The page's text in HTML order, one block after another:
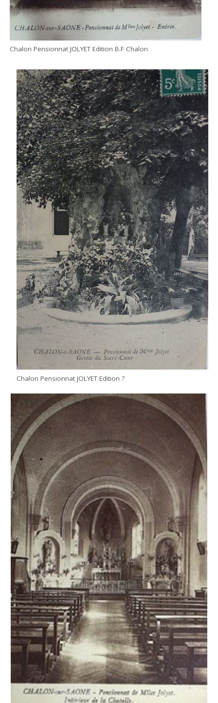
Chalon Pensionnat JOLYET Edition B.F Chalon
Chalon Pensionnat JOLYET Edition ?